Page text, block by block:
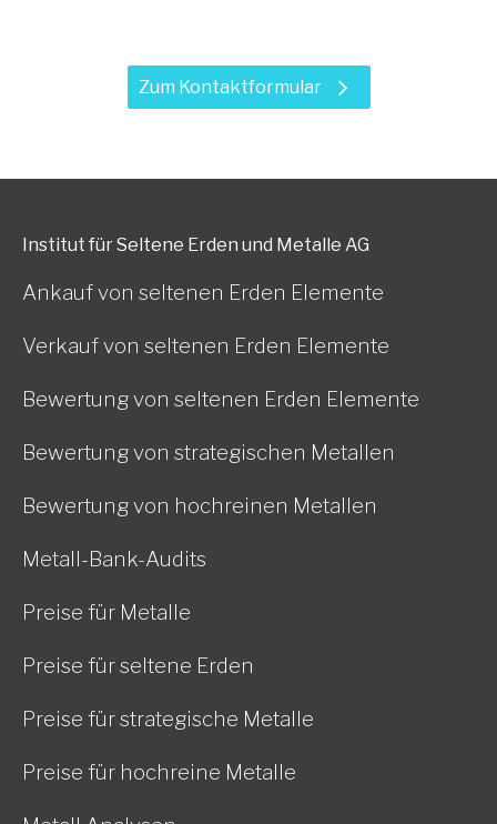
Zum Kontaktformular
Institut für Seltene Erden und Metalle AG
Ankauf von seltenen Erden Elemente
Verkauf von seltenen Erden Elemente
Bewertung von seltenen Erden Elemente
Bewertung von strategischen Metallen
Bewertung von hochreinen Metallen
Metall-Bank-Audits
Preise für Metalle
Preise für seltene Erden
Preise für strategische Metalle
Preise für hochreine Metalle